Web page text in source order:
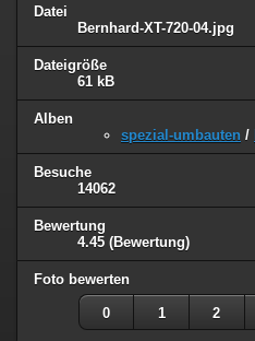
Datei
Bernhard-XT-720-04.jpg
Dateigröße
61 kB
Alben
spezial-umbauten /
Besuche
14062
Bewertung
4.45 (Bewertung)
Foto bewerten
0 1 2